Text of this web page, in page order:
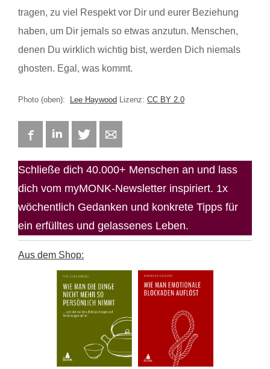
tragen, zu viel Respekt vor Dir und eurer Beziehung
haben, um Dir jemals so etwas anzutun. Menschen,
denen Du wirklich wichtig bist, werden Dich niemals
ghosten. Egal, was kommt.
Photo (oben): Lee Haywood Lizenz: CC BY 2.0
FacebookLinkedIn Twitter
Schließe dich 40.000+ Menschen an und lass
dich vom myMONK-Newsletter inspiriert. 1x
wöchentlich Gedanken und konkrete Tipps für
ein erfülltes und gelassenes Leben.
Aus dem Shop: